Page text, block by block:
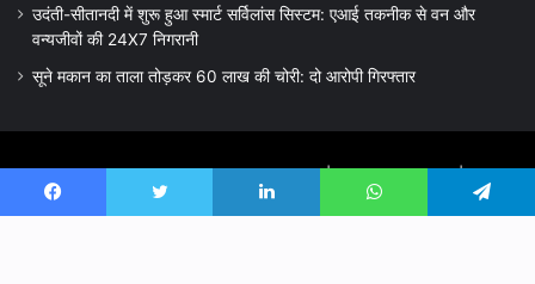
उदंती-सीतानदी में शुरू हुआ स्मार्ट सर्विलांस सिस्टम: एआई तकनीक से वन और
वन्यजीवों की 24X7 निगरानी
सूने मकान का ताला तोड़कर 60 लाख की चोरी: दो आरोपी गिरफ्तार
© Copyright 2026, All Rights Reserved |cg prayagnews|Editor
Shrikant Sahu Nawapara Rajim, Mo 8319000696 , 7389671111
Facebook Twitter LinkedIn WhatsApp Telegram